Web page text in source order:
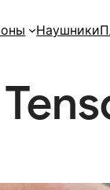
Наушники